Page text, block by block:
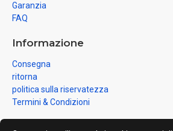
Garanzia
FAQ
Informazione
Consegna
ritorna
politica sulla riservatezza
Termini & Condizioni